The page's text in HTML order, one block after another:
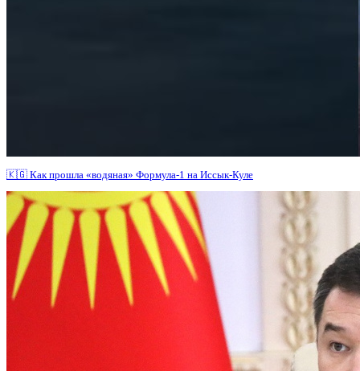
🇰🇬 Как прошла «водяная» Формула-1 на Иссык-Куле